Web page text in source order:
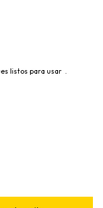
listos para usar